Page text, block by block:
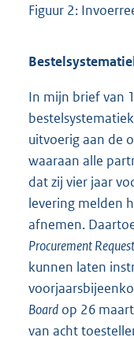
Figuur 2:
In mijn brief van
uitvoerig aan de
waaraan alle
dat zij vier jaar
levering melden
afnemen.
Procurement Request
kunnen laten
Board op 26
van acht